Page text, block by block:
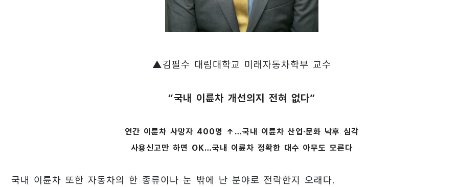
▲김필수 대림대학교 미래자동차학부 교수
“국내 이륜차 개선의지 전혀 없다”
연간 이륜차 사망자 400명 ↑…국내 이륜차 산업·문화 낙후 심각
사용신고만 하면 OK…국내 이륜차 정확한 대수 아무도 모른다
국내 이륜차 또한 자동차의 한 종류이나 눈 밖에 난 분야로 전락한지 오래다.